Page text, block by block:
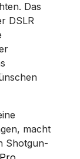
Das
DSLR
macht
Shotgun-